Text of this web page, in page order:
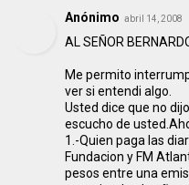
Anónimo abril 14, 2008
AL SEÑOR
Me permito
ver si entendi algo.
Usted dice que no
escucho de
1.-Quien paga las
Fundacion y FM
pesos entre una